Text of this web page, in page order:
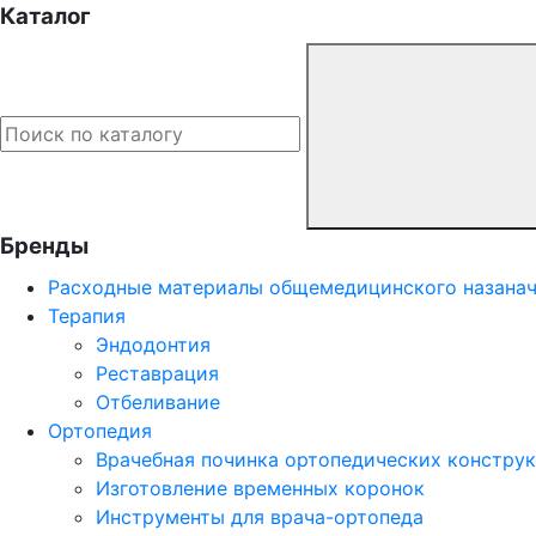
Каталог
Бренды
Расходные материалы общемедицинского
Терапия
Эндодонтия
Реставрация
Отбеливание
Ортопедия
Врачебная починка ортопедических
Изготовление временных коронок
Инструменты для врача-ортопеда